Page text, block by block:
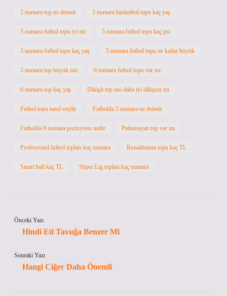
2 numara top ne demek 5 numara basketbol topu kaç yaş
5 numara futbol topu iyi mi 5 numara futbol topu kaç psi
5 numara futbol topu kaç yaş 5 numara futbol topu ne kadar büyük
5 numara top büyük mü 6 numara futbol topu var mı
6 numara top kaç yaş Dikişli top mu daha iyi dikişsiz mi
Futbol topu nasıl seçilir Futbolda 5 numara ne demek
Futbolda 8 numara pozisyonu nedir Patlamayan top var mı
Profesyonel futbol topları kaç numara Ronaldonun topu kaç TL
Smart ball kaç TL Süper Lig topları kaç numara
Önceki Yazı
Hindi Eti Tavuğa Benzer Mi
Sonraki Yazı
Hangi Ciğer Daha Önemli